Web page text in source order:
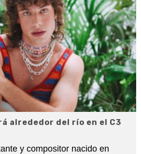
alrededor del río en el C3
y compositor nacido en